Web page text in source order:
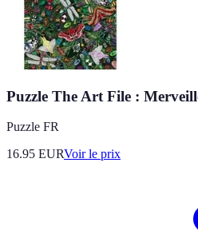
Puzzle The Art File :
Puzzle FR
16.95 EURVoir le prix